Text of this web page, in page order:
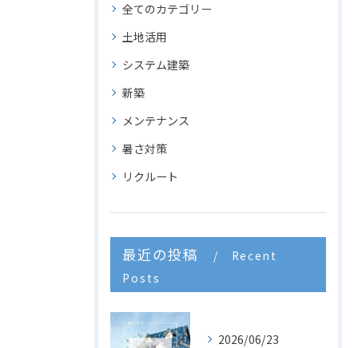
全てのカテゴリー
土地活用
システム建築
新築
メンテナンス
暑さ対策
リクルート
最近の投稿
Recent
Posts
2026/06/23